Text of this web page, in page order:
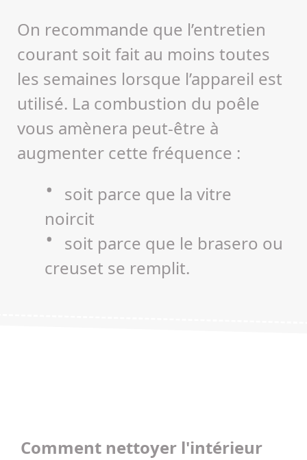
On recommande que l’entretien
courant soit fait au moins toutes
les semaines lorsque l’appareil est
utilisé. La combustion du poêle
vous amènera peut-être à
augmenter cette fréquence :
soit parce que la vitre
noircit
soit parce que le brasero ou
creuset se remplit.
Comment nettoyer l'intérieur